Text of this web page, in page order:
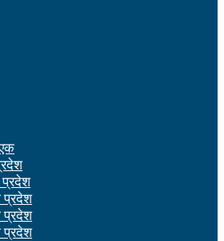
प्रदेश
प्रदेश
प्रदेश
प्रदेश